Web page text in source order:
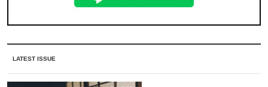
LATEST ISSUE